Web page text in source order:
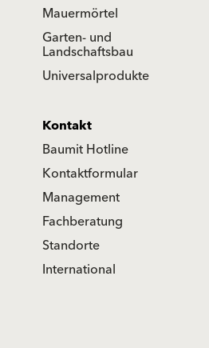
Mauermörtel
Garten- und
Landschaftsbau
Universalprodukte
Kontakt
Baumit Hotline
Kontaktformular
Management
Fachberatung
Standorte
International